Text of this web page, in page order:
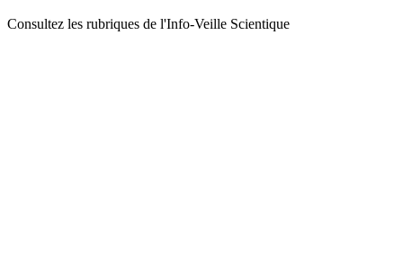
Consultez les rubriques de l'Info-Veille Scientique